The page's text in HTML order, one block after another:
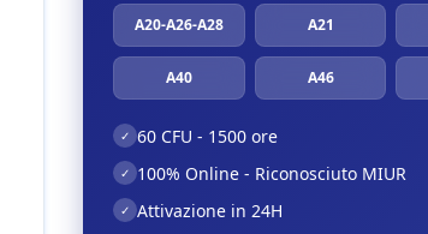
A20-A26-A28 A21
A40 A46
✓ 60 CFU - 1500 ore
✓ 100% Online - Riconosciuto MIUR
✓ Attivazione in 24H